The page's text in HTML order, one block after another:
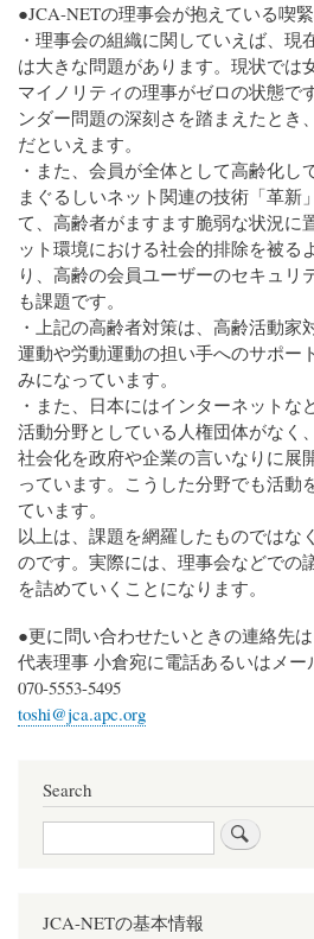
●JCA-NETの理事会が抱えている喫
・理事会の組織に関していえば、現
は大きな問題があります。現状では
マイノリティの理事がゼロの状態で
ンダー問題の深刻さを踏まえたとき
だといえます。
・また、会員が全体として高齢化し
まぐるしいネット関連の技術「革新
て、高齢者がますます脆弱な状況に
ット環境における社会的排除を被る
り、高齢の会員ユーザーのセキュリ
も課題です。
・上記の高齢者対策は、高齢活動家
運動や労動運動の担い手へのサポー
みになっています。
・また、日本にはインターネットな
活動分野としている人権団体がなく
社会化を政府や企業の言いなりに展
っています。こうした分野でも活動
ています。
以上は、課題を網羅したものではな
のです。実際には、理事会などでの
を詰めていくことになります。
●更に問い合わせたいときの連絡先
代表理事 小倉宛に電話あるいはメー
070-5553-5495
toshi@jca.apc.org
Search
Search
JCA-NETの基本情報